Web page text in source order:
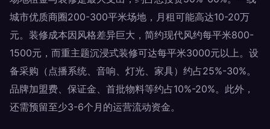
城市优质商圈200-300平米场地，月租可能高达10-20万
元。装修成本因风格差异巨大，简约现代风约每平米800-
1500元，而重主题沉浸式装修可达每平米3000元以上。设
备采购（点播系统、音响、灯光、家具）约占25%-30%。
品牌加盟费、保证金、首批物料等约占10%-20%。此外，
还需预留至少3-6个月的运营流动资金。